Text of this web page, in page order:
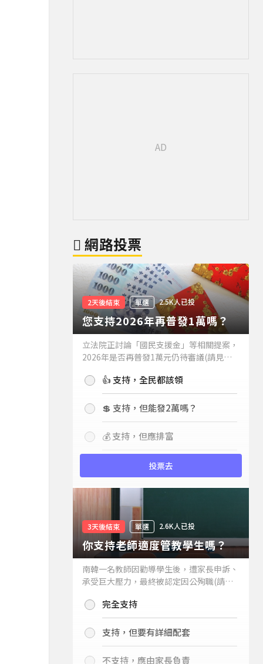
網路投票
2天後結束 單選 2.5K人已投
您支持2026年再普發1萬嗎？
立法院正討論「國民支援金」等相關提案，
2026年是否再普發1萬元仍待審議(請見下
持嗎？👍 支持，全民都該領
💲 支持，但能發2萬嗎？
💰 支持，但應排富
投票去
3天後結束 單選 2.6K人已投
你支持老師適度管教學生嗎？
南韓一名教師因勸導學生後，遭家長申訴、
承受巨大壓力，最終被認定因公殉職(請見
你支持老師適度管教學生嗎？
完全支持
支持，但要有詳細配套
不支持，應由家長負責